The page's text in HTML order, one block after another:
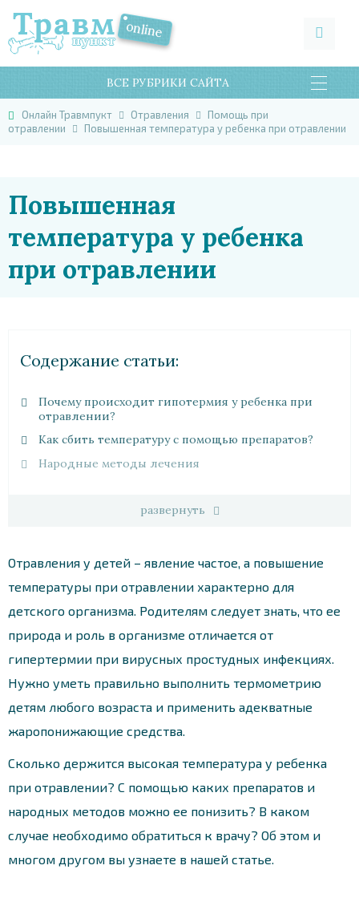
ВСЕ РУБРИКИ САЙТА
Онлайн Травмпукт Отравления
Помощь при
отравлении
Повышенная температура у ребенка при отравлении
Повышенная
температура у ребенка
при отравлении
Cодержание статьи:
Почему происходит гипотермия у ребенка при
отравлении?
Как сбить температуру с помощью препаратов?
Народные методы лечения
развернуть
Отравления у детей – явление частое, а повышение
температуры при отравлении характерно для
детского организма. Родителям следует знать, что ее
природа и роль в организме отличается от
гипертермии при вирусных простудных инфекциях.
Нужно уметь правильно выполнить термометрию
детям любого возраста и применить адекватные
жаропонижающие средства.
Сколько держится высокая температура у ребенка
при отравлении? С помощью каких препаратов и
народных методов можно ее понизить? В каком
случае необходимо обратиться к врачу? Об этом и
многом другом вы узнаете в нашей статье.